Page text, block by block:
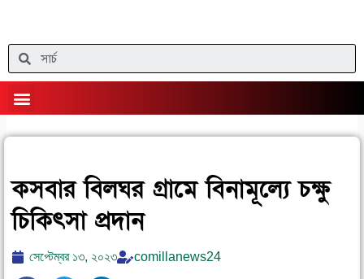
contentSearch
Menu
কসবার বিলঘর গ্রামে বিনামূল্যে চক্ষু
চিকিৎসা প্রদান
সেপ্টেম্বর ১৩, ২০২৩ comillanews24